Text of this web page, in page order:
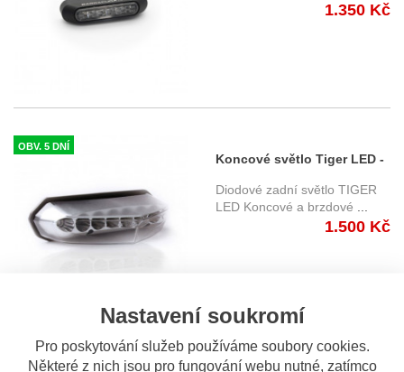
Nastavení soukromí
Pro poskytování služeb používáme soubory cookies.
Některé z nich jsou pro fungování webu nutné, zatímco
1.350 Kč
OBV. 5 DNÍ
Koncové světlo Tiger LED -
homologované
Diodové zadní světlo TIGER
LED Koncové a brzdové
1.500 Kč
OBV. 5 DNÍ